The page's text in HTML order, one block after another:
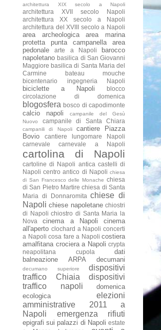
architettura XIX secolo a Napoli
architettura XVII secolo Napoli
architettura XX secolo a Napoli
architettura del XVIII secolo a Napoli
area archeologica
area marina
protetta punta campanella
area
pedonale
arte a Napoli
barocco
napoletano basilica di San Giovanni
Maggiore basilica di Santa Maria del
Carmine
bateau mouche
bicentenario ingegneria Napoli
biciclette a Napoli
blocco
circolazione di domenica
blogosfera bosco di capodimonte
calcio napoli
campanile del Gesù
Nuovo
campanile di Santa Chiara
campanili di Napoli
cantiere Piazza
Bovio
cantiere lungomare Napoli
carnevale
carnevale a Napoli
cartolina di Napoli
cartoline di Napoli antica castelli di
Napoli centro antico di Napoli chiesa
di San Francesco delle Monache chiesa
di San Pietro Martire chiesa di Santa
Maria di Donnaromita chiese di
Napoli chiese napoletane chiostri
di Napoli chiostro di Santa Maria la
Nova
cinema a Napoli
cinema
all'aperto clochard a Napoli concerti
a Napoli cosa fare a Napoli costiera
amalfitana crociera a Napoli crypta
neapolitana
cupola
dati
balneazione ARPA
decumani
decumano superiore
dispositivi
traffico Chiaia
dispositivi
traffico napoli
domenica
ecologica
elezioni
amministrative 2011 a
Napoli
emergenza rifiuti
epigrafi sui palazzi di Napoli estate